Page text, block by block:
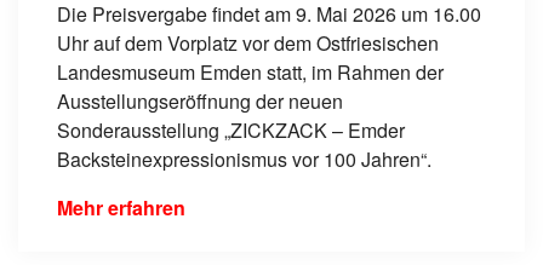
Die Preisvergabe findet am 9. Mai 2026 um 16.00
Uhr auf dem Vorplatz vor dem Ostfriesischen
Landesmuseum Emden statt, im Rahmen der
Ausstellungseröffnung der neuen
Sonderausstellung „ZICKZACK – Emder
Backsteinexpressionismus vor 100 Jahren“.
Mehr erfahren